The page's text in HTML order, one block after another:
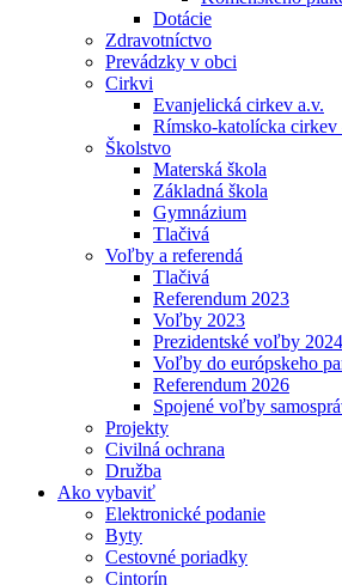
Dotácie
Zdravotníctvo
Prevádzky v obci
Cirkvi
Evanjelická cirkev a.v.
Rímsko-katolícka
Školstvo
Materská škola
Základná škola
Gymnázium
Tlačivá
Voľby a referendá
Tlačivá
Referendum 2023
Voľby 2023
Prezidentské voľby 2024
Voľby do európskeho
Referendum 2026
Spojené voľby
Projekty
Civilná ochrana
Družba
Ako vybaviť
Elektronické podanie
Byty
Cestovné poriadky
Cintorín